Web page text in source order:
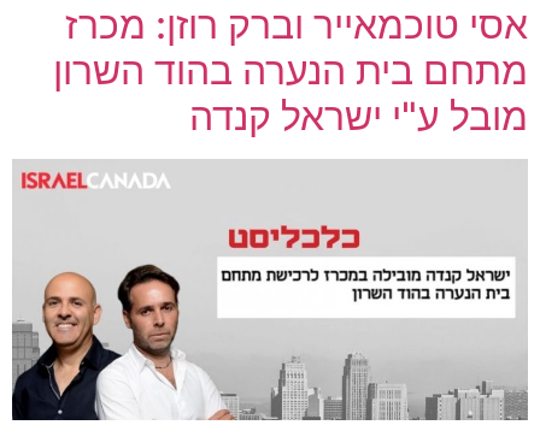
אסי טוכמאייר וברק רוזן: מכרז
מתחם בית הנערה בהוד השרון
מובל ע"י ישראל קנדה